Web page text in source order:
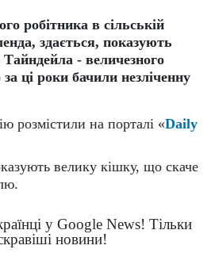
робітника в сільській
здається, показують
Тайндейла - величезного
ці роки бачили незліченну
розмістили на порталі «Daily
велику кішку, що скаче
у Google News! Тільки
новини!